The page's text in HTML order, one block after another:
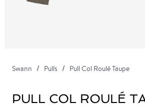
Swann Pulls Pull Col Roulé Taupe
PULL COL ROULÉ